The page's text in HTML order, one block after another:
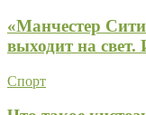
«Манчестер
выходит на
Спорт